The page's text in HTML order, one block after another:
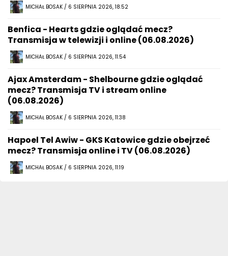
MICHAŁ BOSAK / 6 SIERPNIA 2026, 18:52
Benfica - Hearts gdzie oglądać mecz?
Transmisja w telewizji i online (06.08.2026)
MICHAŁ BOSAK / 6 SIERPNIA 2026, 11:54
Ajax Amsterdam - Shelbourne gdzie oglądać
mecz? Transmisja TV i stream online
(06.08.2026)
MICHAŁ BOSAK / 6 SIERPNIA 2026, 11:38
Hapoel Tel Awiw - GKS Katowice gdzie obejrzeć
mecz? Transmisja online i TV (06.08.2026)
MICHAŁ BOSAK / 6 SIERPNIA 2026, 11:19